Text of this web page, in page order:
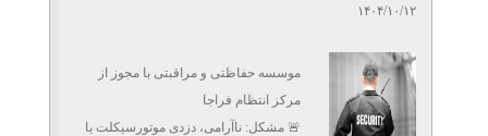
۱۴۰۴/۱۰/۱۲
موسسه حفاظتی و مراقبتی با مجوز از
مرکز انتظام فراجا
🚨 مشکل: ناآرامی، دزدی موتورسیکلت یا